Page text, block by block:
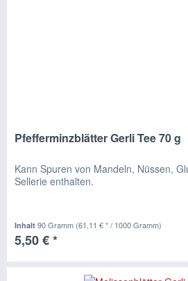
Pfefferminzblätter Gerli Tee 70 g
Kann Spuren von Mandeln, Nüssen,
Sellerie enthalten.
Inhalt90 Gramm (61,11 € * / 1000 Gramm)
5,50 € *